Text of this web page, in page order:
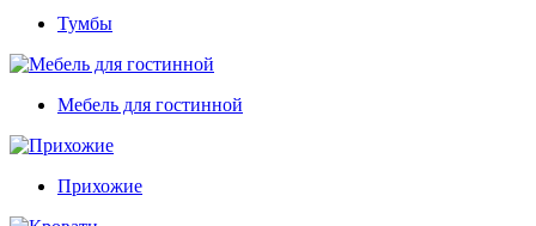
Тумбы
Мебель для гостинной
Прихожие